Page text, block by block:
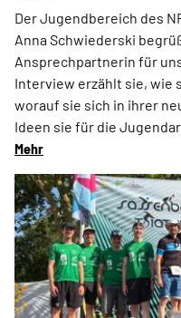
Der Jugendbereich des
Anna Schwiederski
Ansprechpartnerin für
Interview erzählt sie, wie
worauf sie sich in ihrer
Ideen sie für die
Mehr